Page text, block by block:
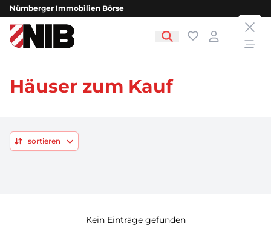
Nürnberger Immobilien Börse
NIB - Nürnberger Immobilien Börse Favoriten
Login
Häuser zum Kauf
sortieren
Kein Einträge gefunden